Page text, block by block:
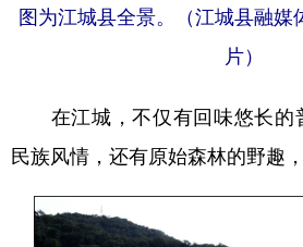
图为江城县全景。（江城县融媒
片）
在江城，不仅有回味悠长的
民族风情，还有原始森林的野趣